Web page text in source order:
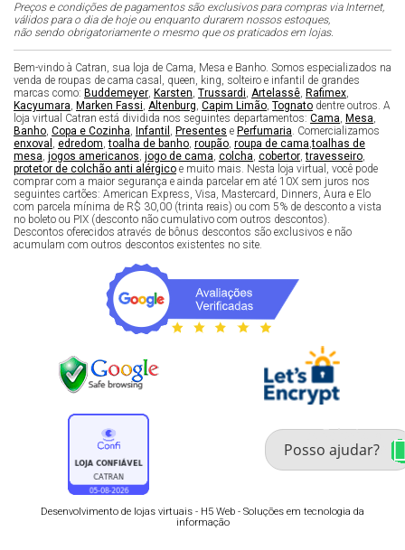
Preços e condições de pagamentos são exclusivos para compras via Internet,
válidos para o dia de hoje ou enquanto durarem nossos estoques,
não sendo obrigatoriamente o mesmo que os praticados em lojas.
Bem-vindo à Catran, sua loja de Cama, Mesa e Banho. Somos especializados na
venda de roupas de cama casal, queen, king, solteiro e infantil de grandes
marcas como: Buddemeyer, Karsten, Trussardi, Artelassê, Rafimex,
Kacyumara, Marken Fassi, Altenburg, Capim Limão, Tognato dentre outros. A
loja virtual Catran está dividida nos seguintes departamentos: Cama, Mesa,
Banho, Copa e Cozinha, Infantil , Presentes e Perfumaria. Comercializamos
enxoval , edredom,toalha de banho, roupão, roupa de cama,toalhas de
mesa, jogos americanos, jogo de cama, colcha, cobertor,travesseiro,
protetor de colchão anti alérgico e muito mais. Nesta loja virtual, você pode
comprar com a maior segurança e ainda parcelar em até 10X sem juros nos
seguintes cartões: American Express, Visa, Mastercard, Dinners, Aura e Elo
com parcela mínima de R$ 30,00 (trinta reais) ou com 5% de desconto a vista
no boleto ou PIX (desconto não cumulativo com outros descontos).
Descontos oferecidos através de bônus descontos são exclusivos e não
acumulam com outros descontos existentes no site.
Desenvolvimento de lojas virtuais - H5 Web - Soluções em tecnologia da
informação
Fale com um especialista
enxoval